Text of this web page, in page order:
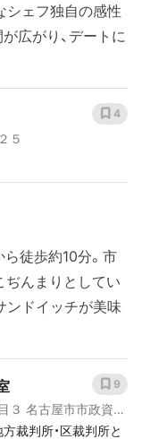
シェフ独自の感性
広がり、デートに
５
4
ら徒歩約10分。市
ぢんまりとしてい
ンドイッチが美味
３ 名古屋市市政資料
裁判所・区裁判所と
9